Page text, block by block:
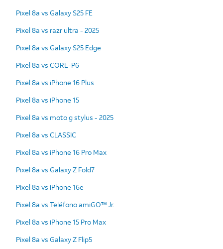
Pixel 8a vs Galaxy S25 FE
Pixel 8a vs razr ultra - 2025
Pixel 8a vs Galaxy S25 Edge
Pixel 8a vs CORE-P6
Pixel 8a vs iPhone 16 Plus
Pixel 8a vs iPhone 15
Pixel 8a vs moto g stylus - 2025
Pixel 8a vs CLASSIC
Pixel 8a vs iPhone 16 Pro Max
Pixel 8a vs Galaxy Z Fold7
Pixel 8a vs iPhone 16e
Pixel 8a vs Teléfono amiGO™ Jr.
Pixel 8a vs iPhone 15 Pro Max
Pixel 8a vs Galaxy Z Flip5